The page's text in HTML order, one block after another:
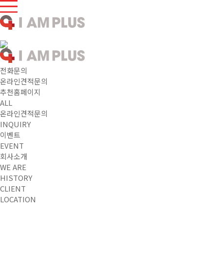
전화문의
온라인견적문의
추천홈페이지
ALL
온라인견적문의
INQUIRY
이벤트
EVENT
회사소개
WE ARE
HISTORY
CLIENT
LOCATION